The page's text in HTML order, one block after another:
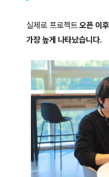
실제로 프로젝트 오픈 이
가장 높게 나타났습니다.